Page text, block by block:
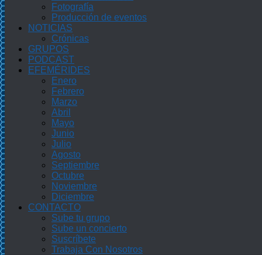
Fotografía
Producción de eventos
NOTICIAS
Crónicas
GRUPOS
PODCAST
EFEMÉRIDES
Enero
Febrero
Marzo
Abril
Mayo
Junio
Julio
Agosto
Septiembre
Octubre
Noviembre
Diciembre
CONTACTO
Sube tu grupo
Sube un concierto
Suscríbete
Trabaja Con Nosotros